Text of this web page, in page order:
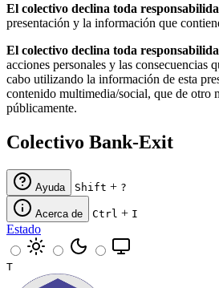
El colectivo declina toda
presentación y la información que
El colectivo declina toda
acciones personales y las consecuencias
cabo utilizando la información de esta
contenido multimedia/social, que de otro
públicamente.
Colectivo Bank-Exit
Ayuda Shift + ?
Acerca de Ctrl + I
Estado
T